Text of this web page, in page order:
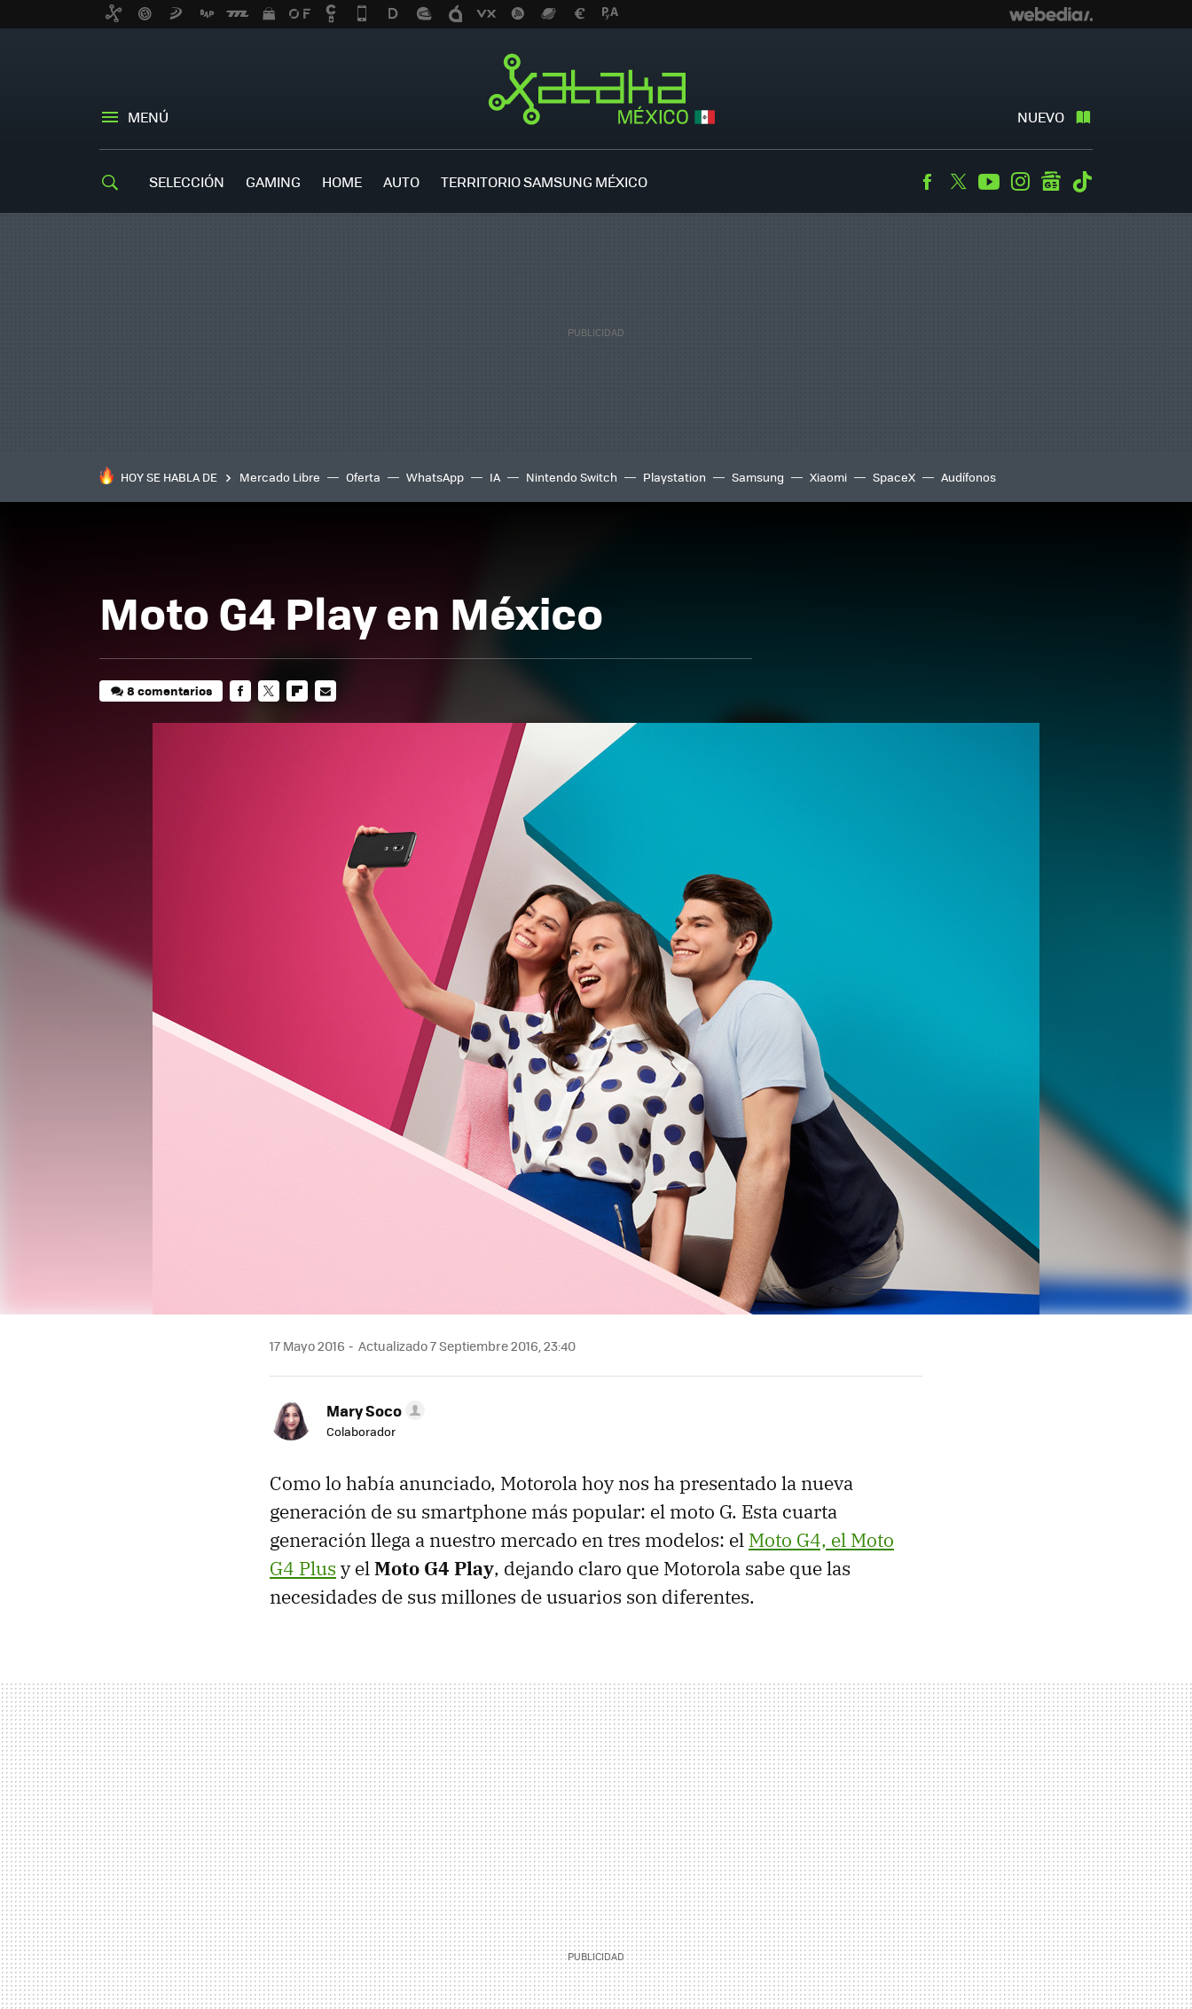
MENÚ NUEVO
SELECCIÓN GAMING HOME AUTO TERRITORIO SAMSUNG MÉXICO Facebook
TwitterYoutubeInstagramgooglenews
HOY SE HABLA DE Mercado Libre Oferta WhatsApp IA Nintendo Switch Playstation Samsung Xiaomi SpaceX Audífonos
Moto G4 Play en México
8 comentarios
17 Mayo 2016 Actualizado 7 Septiembre 2016, 23:40
Mary Soco
Colaborador
Como lo había anunciado, Motorola hoy nos ha presentado la nueva
generación de su smartphone más popular: el moto G. Esta cuarta
generación llega a nuestro mercado en tres modelos: el Moto G4, el Moto
G4 Plus y elMoto G4 Play, dejando claro que Motorola sabe que las
necesidades de sus millones de usuarios son diferentes.